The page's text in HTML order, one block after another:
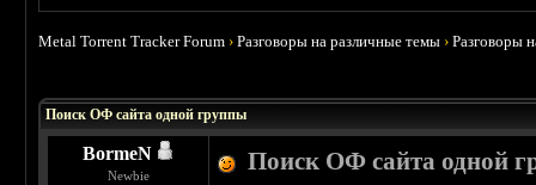
Metal Torrent Tracker Forum ›Разговоры на различные темы ›Разговоры
Поиск ОФ сайта одной группы
BormeN
Newbie
Поиск ОФ сайта одной